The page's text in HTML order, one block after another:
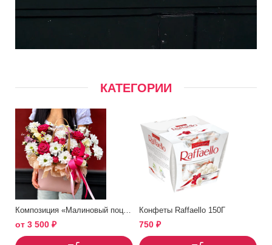
КАТЕГОРИИ
от 3 500 ₽
Конфеты Raffaello 150Г
750 ₽